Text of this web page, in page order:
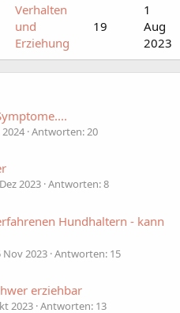
Verhalten
und
Erziehung
19
1
Aug
2023
2024 Antworten: 20
2023 Antworten: 8
Hundhaltern - kann
Nov 2023 Antworten: 15
erziehbar
2023 Antworten: 13